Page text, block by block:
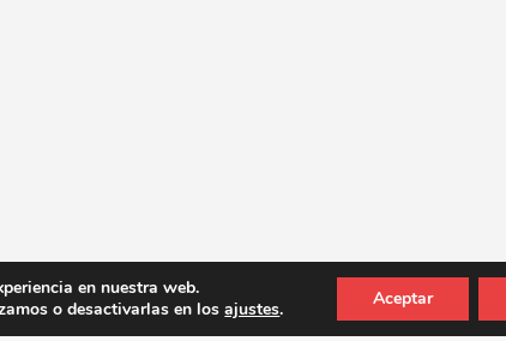
en nuestra web.
o desactivarlas en losajustes. Aceptar